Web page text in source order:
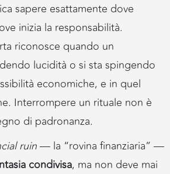
sapere esattamente dove
inizia la responsabilità.
riconosce quando un
lucidità o si sta spingendo
economiche, e in quel
Interrompere un rituale non è
di padronanza.
ruin— la “rovina finanziaria” —
condivisa, ma non deve mai